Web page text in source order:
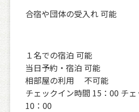
合宿や団体の受入れ 可能
１名での宿泊 可能
当日予約・宿泊 可能
相部屋の利用 不可能
チェックイン時間 15：00 チ
10：00